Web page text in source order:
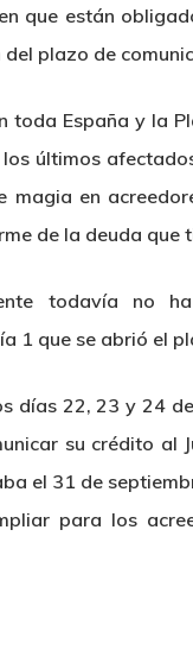
que están
plazo de
toda España y la
últimos
en
de la deuda que
todavía no
1 que se abrió el
días 22, 23 y 24
su crédito al
el 31 de
para los